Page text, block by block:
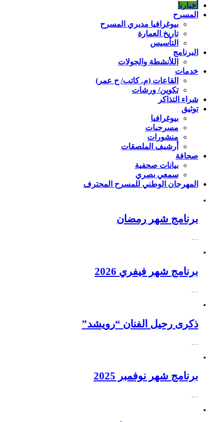
أخبارنا
المسرح
بيوغرافيا مديري المسرح
تاريخ العمارة
التأسيس
البرنامج
اللأنشطة والجولات
خدمات
القاعات (م. كاتب/ ح عمر)
تكوين/ ورشات
شراء التذاكر
توثيق
بيوغرافيا
مسرحيات
منشورات
أرشيف الملصقات
صحافة
بيانات صحفية
سمعي بصري
المهرجان الوطني للمسرح المحترف
برنامج شهر رمضان
…
برنامج شهر فيفري 2026
…
ذكرى رحيل الفنان “رويشد”
…
برنامج شهر نوفمبر 2025